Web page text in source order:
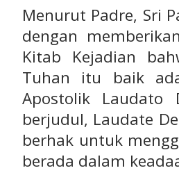
Menurut Padre, Sri
dengan
Kitab Kejadian
Tuhan itu baik
Apostolik
berjudul, Laudate
berhak untuk
berada dalam